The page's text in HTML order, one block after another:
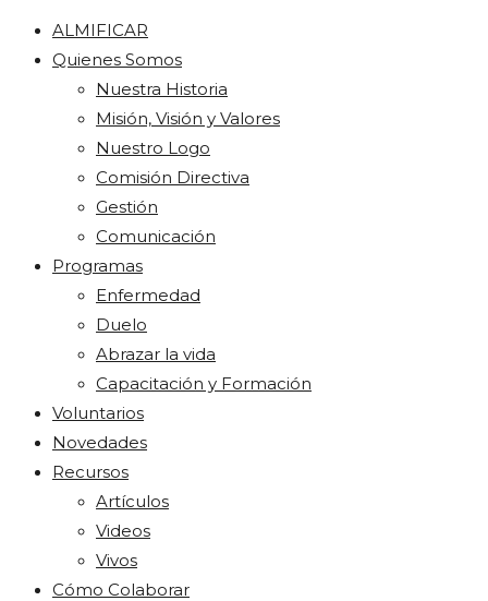
ALMIFICAR
Quienes Somos
Nuestra Historia
Misión, Visión y Valores
Nuestro Logo
Comisión Directiva
Gestión
Comunicación
Programas
Enfermedad
Duelo
Abrazar la vida
Capacitación y Formación
Voluntarios
Novedades
Recursos
Artículos
Videos
Vivos
Cómo Colaborar